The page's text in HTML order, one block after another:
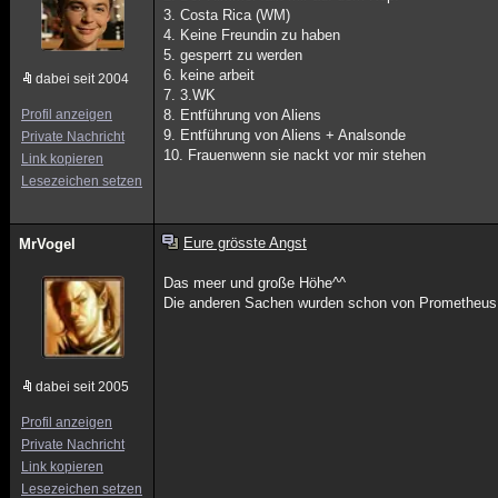
dabei seit 2004
Profil anzeigen
Private Nachricht
Link kopieren
Lesezeichen setzen
3. Costa Rica (WM)
4. Keine Freundin zu haben
5. gesperrt zu werden
6. keine arbeit
7. 3.WK
8. Entführung von Aliens
9. Entführung von Aliens + Analsonde
10. Frauenwenn sie nackt vor mir stehen
MrVogel
dabei seit 2005
Profil anzeigen
Private Nachricht
Link kopieren
Lesezeichen setzen
Eure grösste Angst
Das meer und große Höhe^^
Die anderen Sachen wurden schon von